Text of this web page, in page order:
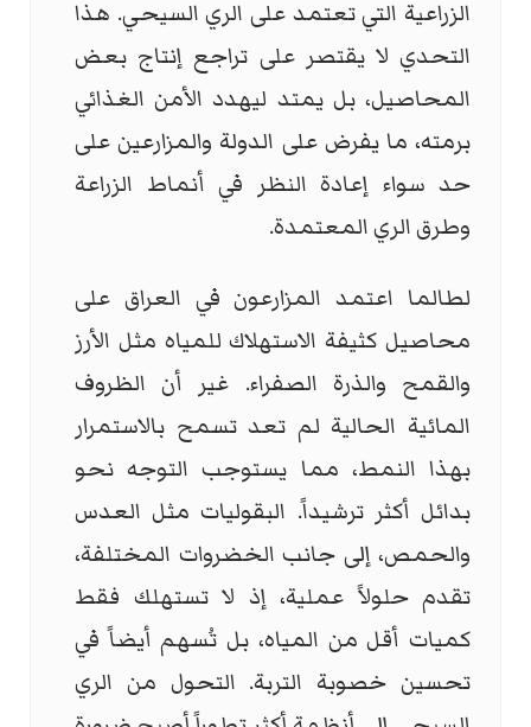
الزراعية التي تعتمد على الري السيحي. هذا
التحدي لا يقتصر على تراجع إنتاج بعض
المحاصيل، بل يمتد ليهدد الأمن الغذائي
برمته، ما يفرض على الدولة والمزارعين على
حد سواء إعادة النظر في أنماط الزراعة
وطرق الري المعتمدة.
لطالما اعتمد المزارعون في العراق على
محاصيل كثيفة الاستهلاك للمياه مثل الأرز
والقمح والذرة الصفراء. غير أن الظروف
المائية الحالية لم تعد تسمح بالاستمرار
بهذا النمط، مما يستوجب التوجه نحو
بدائل أكثر ترشيداً. البقوليات مثل العدس
والحمص، إلى جانب الخضروات المختلفة،
تقدم حلولاً عملية، إذ لا تستهلك فقط
كميات أقل من المياه، بل تُسهم أيضاً في
تحسين خصوبة التربة. التحول من الري